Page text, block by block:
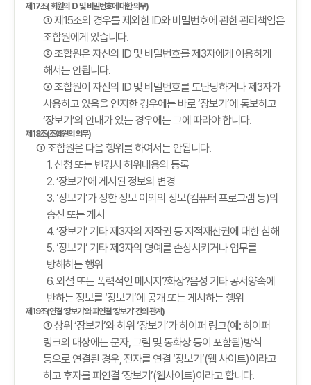
제17조( 회원의 ID 및 비밀번호에 대한 의무)
① 제15조의 경우를 제외한 ID와 비밀번호에 관한 관리책임은
조합원에게 있습니다.
② 조합원은 자신의 ID 및 비밀번호를 제3자에게 이용하게
해서는 안됩니다.
③ 조합원이 자신의 ID 및 비밀번호를 도난당하거나 제3자가
사용하고 있음을 인지한 경우에는 바로 ‘장보기’에 통보하고
‘장보기’의 안내가 있는 경우에는 그에 따라야 합니다.
제18조(조합원의 의무)
① 조합원은 다음 행위를 하여서는 안됩니다.
1. 신청 또는 변경시 허위내용의 등록
2. ‘장보기’에 게시된 정보의 변경
3. ‘장보기’가 정한 정보 이외의 정보(컴퓨터 프로그램 등)의
송신 또는 게시
4. ‘장보기’ 기타 제3자의 저작권 등 지적재산권에 대한 침해
5. ‘장보기’ 기타 제3자의 명예를 손상시키거나 업무를
방해하는 행위
6. 외설 또는 폭력적인 메시지?화상?음성 기타 공서양속에
반하는 정보를 ‘장보기’에 공개 또는 게시하는 행위
제19조(연결 ‘장보기’와 피연결 ‘장보기’ 간의 관계)
① 상위 ‘장보기’와 하위 ‘장보기’가 하이퍼 링크(예: 하이퍼
링크의 대상에는 문자, 그림 및 동화상 등이 포함됨)방식
등으로 연결된 경우, 전자를 연결 ‘장보기’(웹 사이트)이라고
하고 후자를 피연결 ‘장보기’(웹사이트)이라고 합니다.